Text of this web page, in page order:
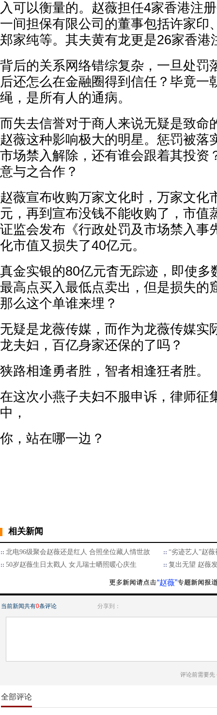
入可以衡量的。赵薇担任4家香港注
一间担保有限公司的董事包括许家印
郑家纯等。其夫黄有龙更是26家香港
背后的关系网络错综复杂，一旦处罚
后还怎么在金融圈得到信任？毕竟一
绳，是所有人的通病。
而失去信誉对于商人来说无疑是致命
赵薇这种影响极大的明星。惩罚被落
市场禁入解除，还有谁会跟着其投资
意与之合作？
赵薇宣布收购万家文化时，万家文化
元，再到宣布没钱不能收购了，市值
证监会发布《行政处罚及市场禁入事
化市值又损失了40亿元。
真金实银的80亿元杳无踪迹，即使多
最高点买入最低点卖出，但是损失的
那么这个单谁来埋？
无疑是龙薇传媒，而作为龙薇传媒实
龙夫妇，百亿身家还保的了吗？
狭路相逢勇者胜，智者相逢狂者胜。
在这次小燕子夫妇不服申诉，律师征
中，
你，站在哪一边？
相关新闻
北电96级聚会赵薇还是红人 合照坐位藏人情世故
“劣迹艺人”赵
50岁赵薇生日太戳人 女儿瑞士晒照暖心庆生
复出无望 赵薇
“赵薇”
当前新闻共有0条评论 分享到：
评论前需要先
全部评论